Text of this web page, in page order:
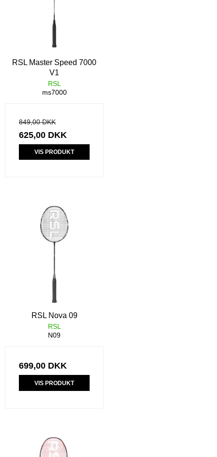
RSL Master Speed 7000
V1
RSL
ms7000
849,00 DKK
625,00 DKK
VIS PRODUKT
RSL Nova 09
RSL
N09
699,00 DKK
VIS PRODUKT